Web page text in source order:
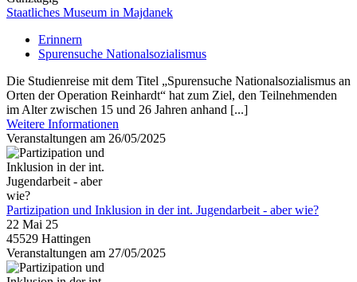
Staatliches Museum in Majdanek
Erinnern
Spurensuche Nationalsozialismus
Die Studienreise mit dem Titel „Spurensuche Nationalsozialismus an
Orten der Operation Reinhardt“ hat zum Ziel, den Teilnehmenden
im Alter zwischen 15 und 26 Jahren anhand [...]
Weitere Informationen
Veranstaltungen am 26/05/2025
Partizipation und Inklusion in der int. Jugendarbeit - aber wie?
22 Mai 25
45529 Hattingen
Veranstaltungen am 27/05/2025